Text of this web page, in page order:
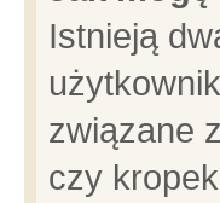
Istnieją
związane
czy